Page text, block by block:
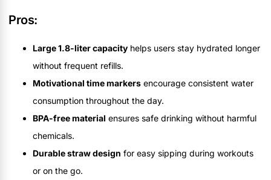
Pros:
Large 1.8-liter capacity helps users stay hydrated longer
without frequent refills.
Motivational time markers encourage consistent water
consumption throughout the day.
BPA-free material ensures safe drinking without harmful
chemicals.
Durable straw design for easy sipping during workouts
or on the go.